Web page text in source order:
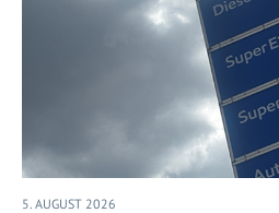
5. AUGUST 2026